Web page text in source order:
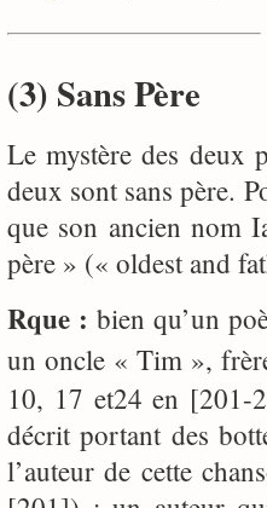
(3) Sans Père
Le mystère des deux
deux sont sans père.
que son ancien nom
père » (« oldest and
Rque : bien qu’un
un oncle « Tim »,
10, 17 et24 en [201-
décrit portant des
l’auteur de cette